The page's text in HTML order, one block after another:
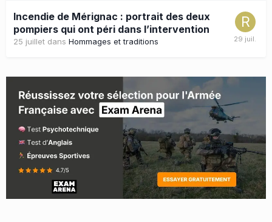
Incendie de Mérignac : portrait des deux
pompiers qui ont péri dans l’intervention
25 juillet dans Hommages et traditions